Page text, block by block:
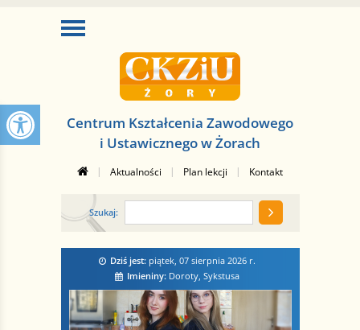
Centrum Kształcenia Zawodowego
i Ustawicznego w Żorach
| Aktualności | Plan lekcji | Kontakt
Szukaj:
Dziś jest: piątek, 07 sierpnia 2026r.
Imieniny:Doroty, Sykstusa